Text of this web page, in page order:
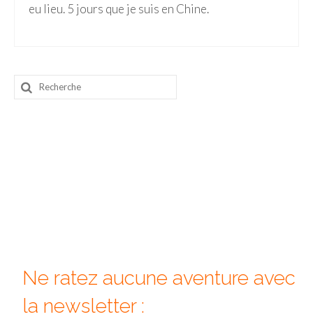
Machu Picchu
Japon
Fukuoka
eu lieu. 5 jours que je suis en Chine.
Rechercher
:
Ne ratez aucune aventure avec
la newsletter :